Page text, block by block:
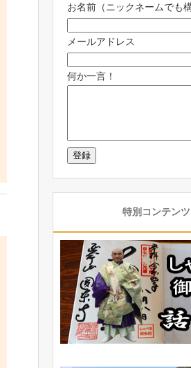
お名前（ニックネームでも
メールアドレス
何か一言！
特別コンテンツ